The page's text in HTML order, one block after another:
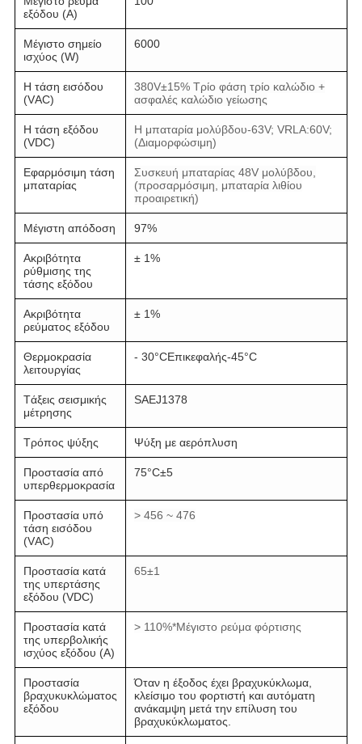
εξόδου (A)
Μέγιστο σημείο
ισχύος (W)
6000
Η τάση εισόδου
(VAC)
380V±15% Τρίο φάση τρίο καλώδιο +
ασφαλές καλώδιο γείωσης
Η τάση εξόδου
(VDC)
Η μπαταρία μολύβδου-63V; VRLA:60V;
(Διαμορφώσιμη)
Εφαρμόσιμη τάση
μπαταρίας
Συσκευή μπαταρίας 48V μολύβδου,
(προσαρμόσιμη, μπαταρία λιθίου
προαιρετική)
Μέγιστη απόδοση 97%
Ακριβότητα
ρύθμισης της
τάσης εξόδου
± 1%
Ακριβότητα
ρεύματος εξόδου
± 1%
Θερμοκρασία
λειτουργίας
- 30°CΕπικεφαλής-45°C
Τάξεις σεισμικής
μέτρησης
SAEJ1378
Τρόπος ψύξης Ψύξη με αερόπλυση
Προστασία από
υπερθερμοκρασία
75°C±5
Προστασία υπό
τάση εισόδου
(VAC)
> 456 ~ 476
Προστασία κατά
της υπερτάσης
εξόδου (VDC)
65±1
Προστασία κατά
της υπερβολικής
ισχύος εξόδου (A)
> 110%*Μέγιστο ρεύμα φόρτισης
Προστασία
βραχυκυκλώματος
εξόδου
Όταν η έξοδος έχει βραχυκύκλωμα,
κλείσιμο του φορτιστή και αυτόματη
ανάκαμψη μετά την επίλυση του
βραχυκύκλωματος.